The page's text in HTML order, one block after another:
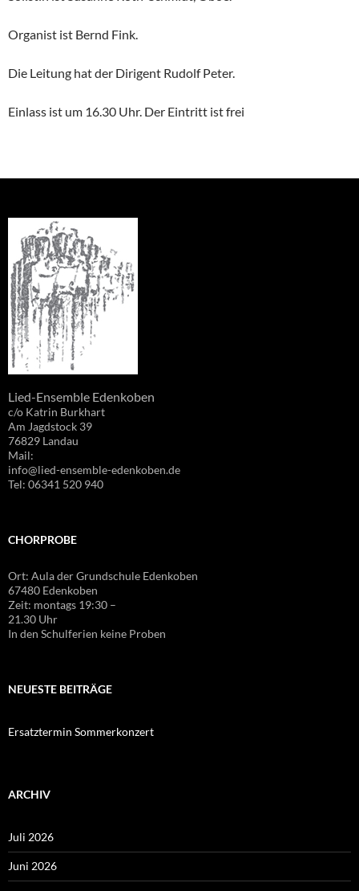
Organist ist Bernd Fink.
Die Leitung hat der Dirigent Rudolf Peter.
Einlass ist um 16.30 Uhr. Der Eintritt ist frei
Lied-Ensemble Edenkoben
c/o Katrin Burkhart
Am Jagdstock 39
76829 Landau
Mail:
info@lied-ensemble-edenkoben.de
Tel: 06341 520 940
CHORPROBE
Ort: Aula der Grundschule Edenkoben
67480 Edenkoben
Zeit: montags 19:30 –
21.30 Uhr
In den Schulferien keine Proben
NEUESTE BEITRÄGE
Ersatztermin Sommerkonzert
ARCHIV
Juli 2026
Juni 2026